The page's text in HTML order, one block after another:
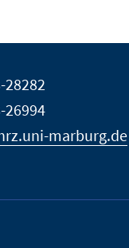
28282
26994
marburg.de